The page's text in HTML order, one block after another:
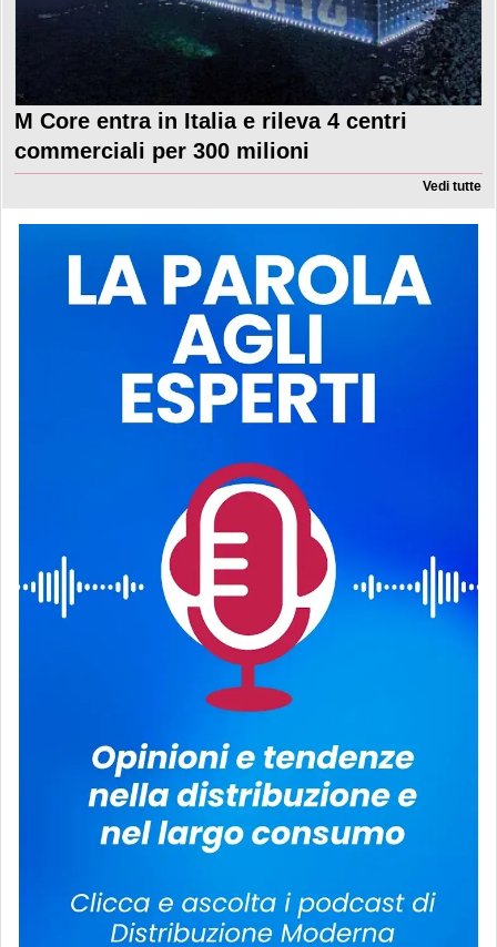
M Core entra in Italia e rileva 4 centri
commerciali per 300 milioni
Vedi tutte